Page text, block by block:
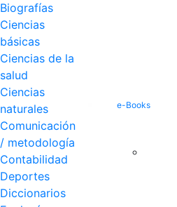
Biografías
Ciencias
básicas
Ciencias de la
salud
Ciencias
naturales
Comunicación
/ metodología
Contabilidad
Deportes
Diccionarios
e-Books